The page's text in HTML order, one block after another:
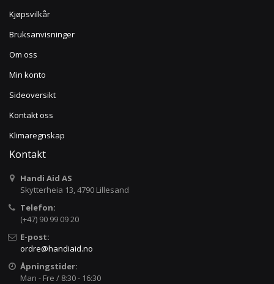
Kjøpsvilkår
Bruksanvisninger
Om oss
Min konto
Sideoversikt
Kontakt oss
Klimaregnskap
Kontakt
Handi Aid AS
Skytterheia 13, 4790 Lillesand
Telefon:
(+47) 90 99 09 20
E-post:
ordre@handiaid.no
Åpningstider:
Man - Fre / 8:30 - 16:30